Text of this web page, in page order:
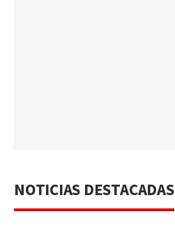
NOTICIAS DESTACADAS